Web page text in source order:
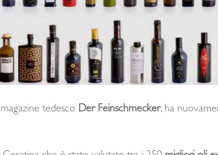
tedesco Der Feinschmecker, ha